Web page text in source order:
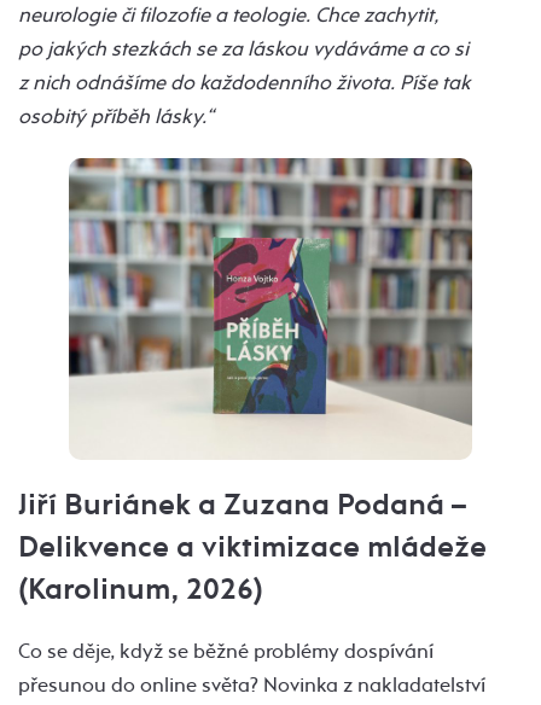
neurologie či filozofie a teologie. Chce zachytit,
po jakých stezkách se za láskou vydáváme a co si
z nich odnášíme do každodenního života. Píše tak
osobitý příběh lásky.“
Jiří Buriánek a Zuzana Podaná –
Delikvence a viktimizace mládeže
(Karolinum, 2026)
Co se děje, když se běžné problémy dospívání
přesunou do online světa? Novinka z nakladatelství